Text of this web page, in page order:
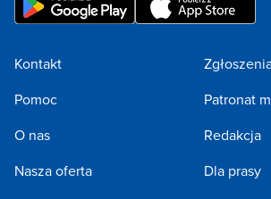
Kontakt
Pomoc
O nas
Nasza oferta
Patronat
Redakcja
Dla prasy